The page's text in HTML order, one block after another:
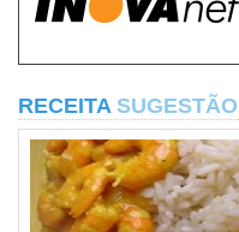
RECEITA SUGESTÃO